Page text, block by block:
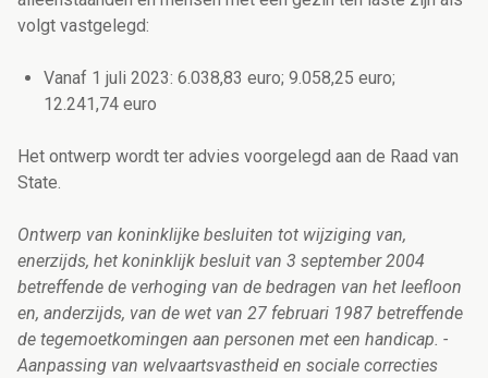
volgt vastgelegd:
Vanaf 1 juli 2023: 6.038,83 euro; 9.058,25 euro;
12.241,74 euro
Het ontwerp wordt ter advies voorgelegd aan de Raad van
State.
Ontwerp van koninklijke besluiten tot wijziging van,
enerzijds, het koninklijk besluit van 3 september 2004
betreffende de verhoging van de bedragen van het leefloon
en, anderzijds, van de wet van 27 februari 1987 betreffende
de tegemoetkomingen aan personen met een handicap. -
Aanpassing van welvaartsvastheid en sociale correcties